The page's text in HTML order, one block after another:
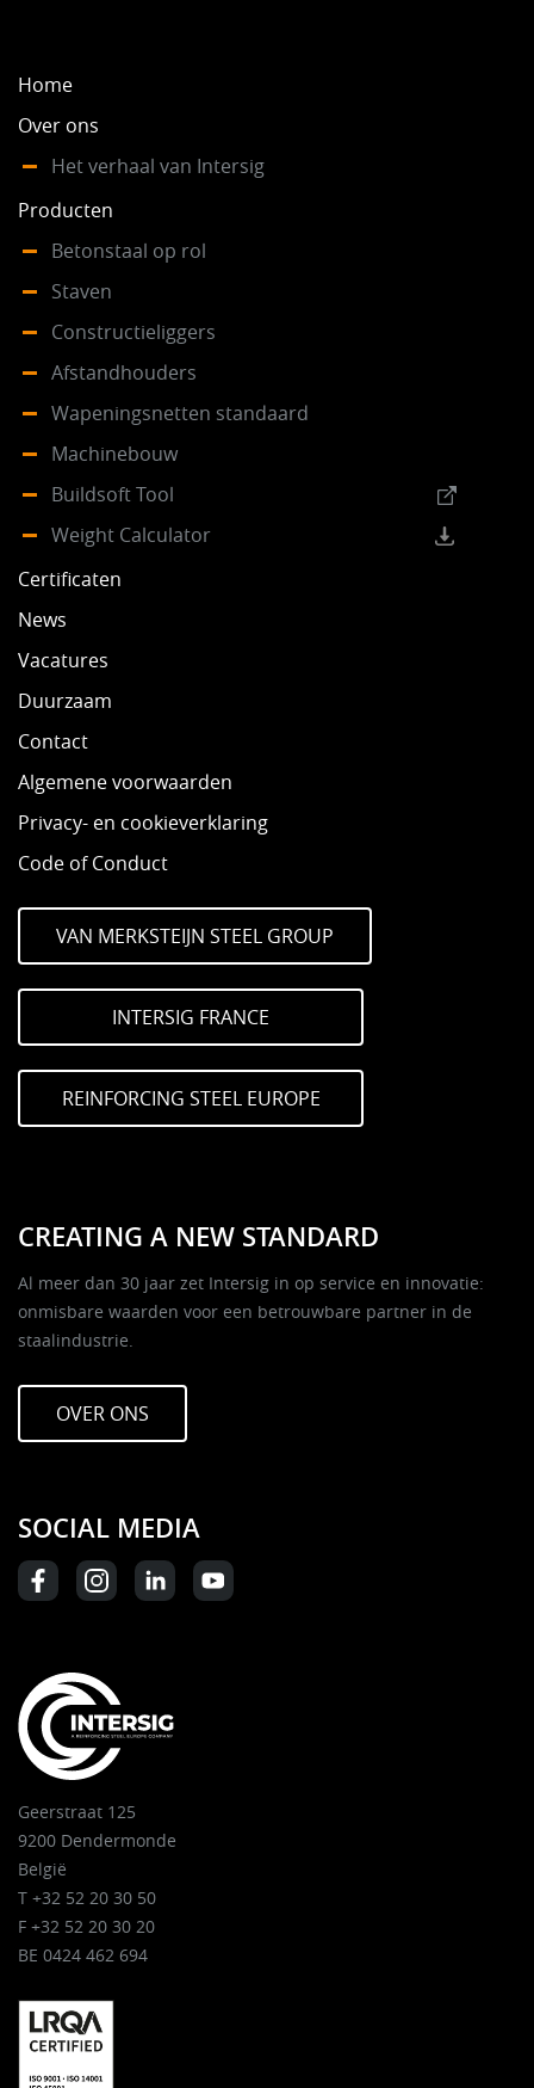
Home
Over ons
Het verhaal van Intersig
Producten
Betonstaal op rol
Staven
Constructieliggers
Afstandhouders
Wapeningsnetten standaard
Machinebouw
Buildsoft Tool
Weight Calculator
Certificaten
News
Vacatures
Duurzaam
Contact
Algemene voorwaarden
Privacy- en cookieverklaring
Code of Conduct
VAN MERKSTEIJN STEEL GROUP
INTERSIG FRANCE
REINFORCING STEEL EUROPE
CREATING A NEW STANDARD
Al meer dan 30 jaar zet Intersig in op service en innovatie:
onmisbare waarden voor een betrouwbare partner in de
staalindustrie.
OVER ONS
SOCIAL MEDIA
Geerstraat 125
9200 Dendermonde
België
T +32 52 20 30 50
F +32 52 20 30 20
BE 0424 462 694